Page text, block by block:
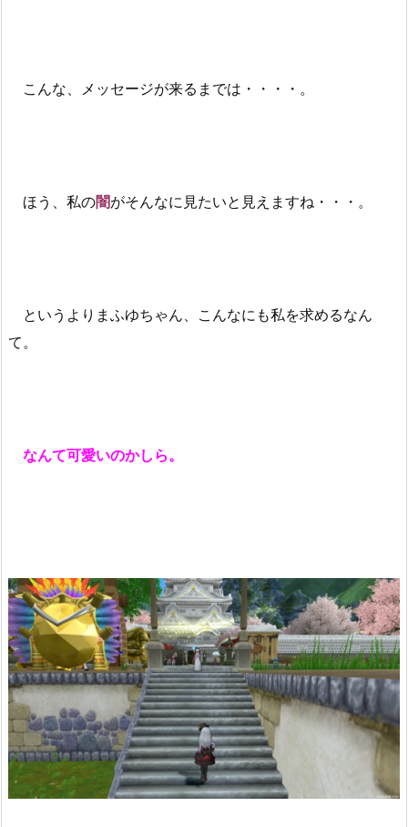
こんな、メッセージが来るまでは・・・・。
ほう、私の闇がそんなに見たいと見えますね・・・。
というよりまふゆちゃん、こんなにも私を求めるなん
て。
なんて可愛いのかしら。